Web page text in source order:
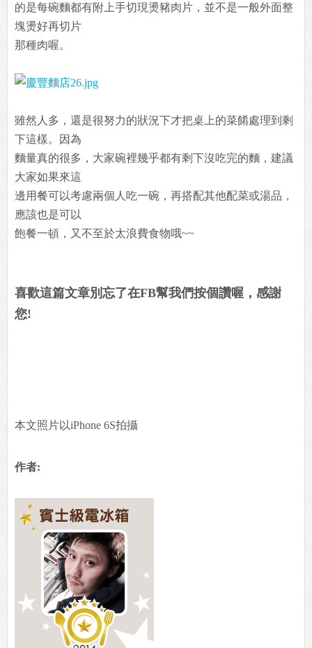
的是每碗麵都有附上手切現燙豬肉片，並不是一般外面整
塊燙好再切片
那種肉喔。
雖然人多，還是很努力的狀況下才把桌上的菜餚處理到剩
下這樣。因為
麵量真的很多，大家碗裡幾乎都有剩下沒吃完的麵，建議
大家如果來這
邊用餐可以考慮兩個人吃一碗，再搭配其他配菜或湯品，
應該也是可以
飽餐一頓，又不至於太浪費食物哦~~
喜歡這篇文章別忘了在FB幫我們按個讚喔，感謝
您!
本文照片以iPhone 6S拍攝
作者: